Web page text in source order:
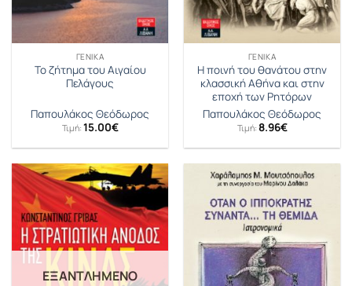
ΓΕΝΙΚΆ
Το ζήτημα του Αιγαίου
Πελάγους
Παπουλάκος Θεόδωρος
Τιμή: 15.00€
ΓΕΝΙΚΆ
Η ποινή του θανάτου στην
κλασσική Αθήνα και στην
εποχή των Ρητόρων
Παπουλάκος Θεόδωρος
Τιμή: 8.96€
ΕΞΑΝΤΛΗΜΈΝΟ